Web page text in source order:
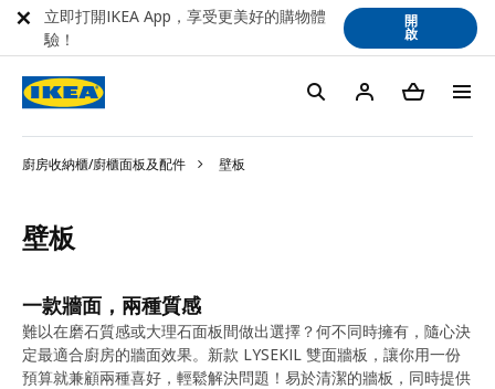
廚房收納櫃/廚櫃面板及配件 壁板
壁板
一款牆面，兩種質感
難以在磨石質感或大理石面板間做出選擇？何不同時擁有，隨心決
定最適合廚房的牆面效果。新款 LYSEKIL 雙面牆板，讓你用一份
預算就兼顧兩種喜好，輕鬆解決問題！易於清潔的牆板，同時提供
立即打開IKEA App，享受更美好的購物體
驗！
開
啟